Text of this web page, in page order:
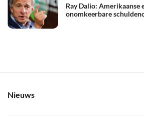
Ray Dalio: Amerikaanse
onomkeerbare
Nieuws